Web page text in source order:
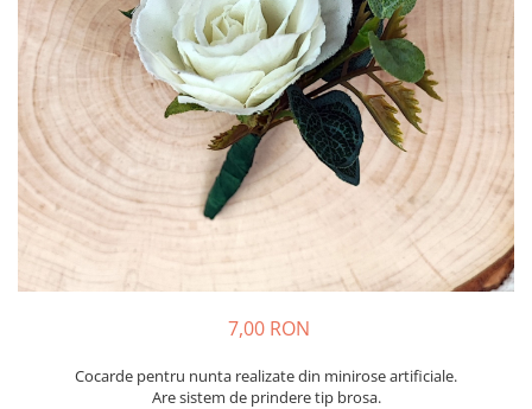
Meniuri & nr de BOTEZ
Plicuri si cartoane pentru INVITATII
TAVA pentru MOT
Cruciulite de BOTEZ
Invitatii BANCHET
Baloane & decoratiuni BOTEZ
Trusouri & Lumanari Botez
Pahare Miri & Nasi
Cocarde nunta
Inmormatare/pomana
Meniuri pentru NUNTA
Decoratiuni NUNTA
7,00 RON
Cocarde pentru nunta realizate din minirose artificiale.
Are sistem de prindere tip brosa.